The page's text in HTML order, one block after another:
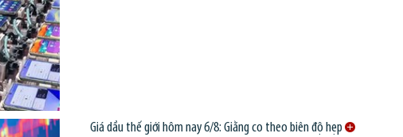
Giá dầu thế giới hôm nay 6/8: Giằng co theo biên độ hẹp